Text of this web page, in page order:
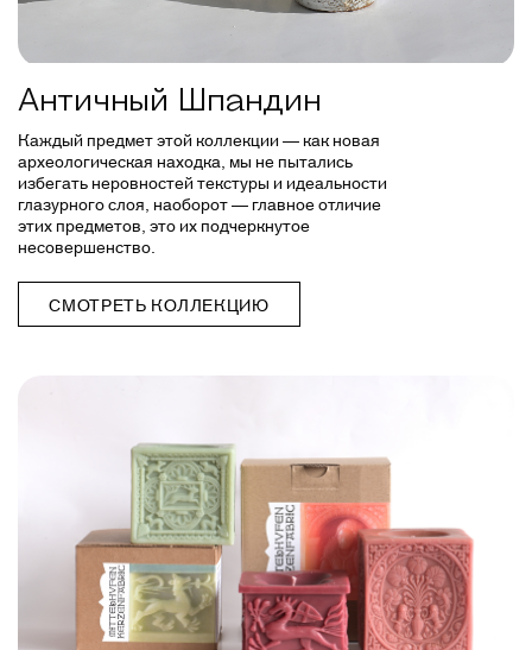
Античный Шпандин
Каждый предмет этой коллекции — как новая
археологическая находка, мы не пытались
избегать неровностей текстуры и идеальности
глазурного слоя, наоборот — главное отличие
этих предметов, это их подчеркнутое
несовершенство.
СМОТРЕТЬ КОЛЛЕКЦИЮ